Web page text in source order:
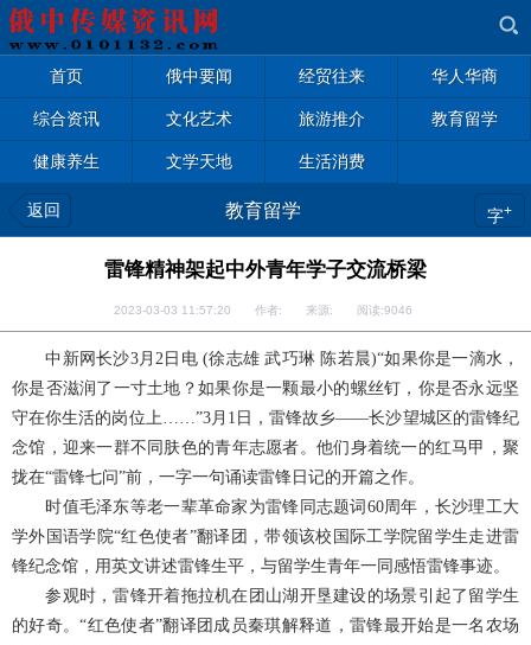
首页 俄中要闻 经贸往来 华人华商
综合资讯 文化艺术 旅游推介 教育留学
健康养生 文学天地 生活消费
返回 教育留学 字+
雷锋精神架起中外青年学子交流桥梁
2023-03-03 11:57:20 作者: 来源: 阅读:9046
中新网长沙3月2日电 (徐志雄 武巧琳 陈若晨)“如果你是一滴水，
你是否滋润了一寸土地？如果你是一颗最小的螺丝钉，你是否永远坚
守在你生活的岗位上……”3月1日，雷锋故乡——长沙望城区的雷锋纪
念馆，迎来一群不同肤色的青年志愿者。他们身着统一的红马甲，聚
拢在“雷锋七问”前，一字一句诵读雷锋日记的开篇之作。
时值毛泽东等老一辈革命家为雷锋同志题词60周年，长沙理工大
学外国语学院“红色使者”翻译团，带领该校国际工学院留学生走进雷
锋纪念馆，用英文讲述雷锋生平，与留学生青年一同感悟雷锋事迹。
参观时，雷锋开着拖拉机在团山湖开垦建设的场景引起了留学生
的好奇。“红色使者”翻译团成员秦琪解释道，雷锋最开始是一名农场